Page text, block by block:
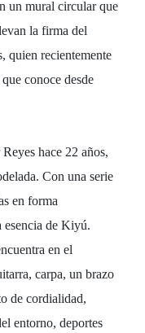
un mural circular que
la firma del
, quien recientemente
conoce desde
hace 22 años,
Con una serie
en forma
esencia de Kiyú.
en el
carpa, un brazo
de cordialidad,
entorno, deportes